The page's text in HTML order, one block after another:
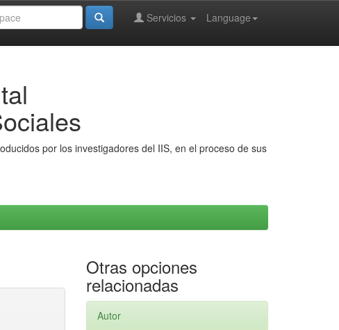
Language
Servicios
por los investigadores del IIS, en el proceso de sus
Otras opciones
relacionadas
Autor